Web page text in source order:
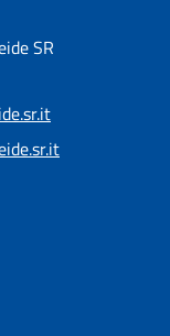
SR